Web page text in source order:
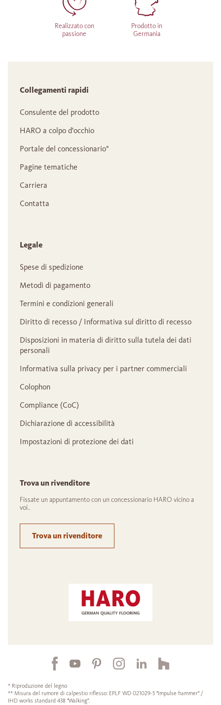
Realizzato con
passione
Prodotto in
Germania
Collegamenti rapidi
Consulente del prodotto
HARO a colpo d'occhio
Portale del concessionario°
Pagine tematiche
Carriera
Contatta
Legale
Spese di spedizione
Metodi di pagamento
Termini e condizioni generali
Diritto di recesso / Informativa sul diritto di recesso
Disposizioni in materia di diritto sulla tutela dei dati
personali
Informativa sulla privacy per i partner commerciali
Colophon
Compliance (CoC)
Dichiarazione di accessibilità
Impostazioni di protezione dei dati
Trova un rivenditore
Fissate un appuntamento con un concessionario HARO vicino a
voi..
Trova un rivenditore
* Riproduzione del legno
** Misura del rumore di calpestio riflesso: EPLF WD 021029-5 "Impulse hammer" /
IHD works standard 438 "Walking".